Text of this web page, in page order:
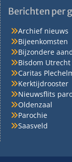
Berichten per
Archief nieuws
Bijeenkomsten
Bijzondere
Bisdom Utrecht
Caritas
Kerktijdrooster
Nieuwsflits
Oldenzaal
Parochie
Saasveld